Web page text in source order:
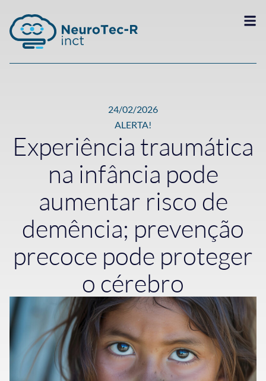
24/02/2026
ALERTA!
Experiência traumática
na infância pode
aumentar risco de
demência; prevenção
precoce pode proteger
o cérebro